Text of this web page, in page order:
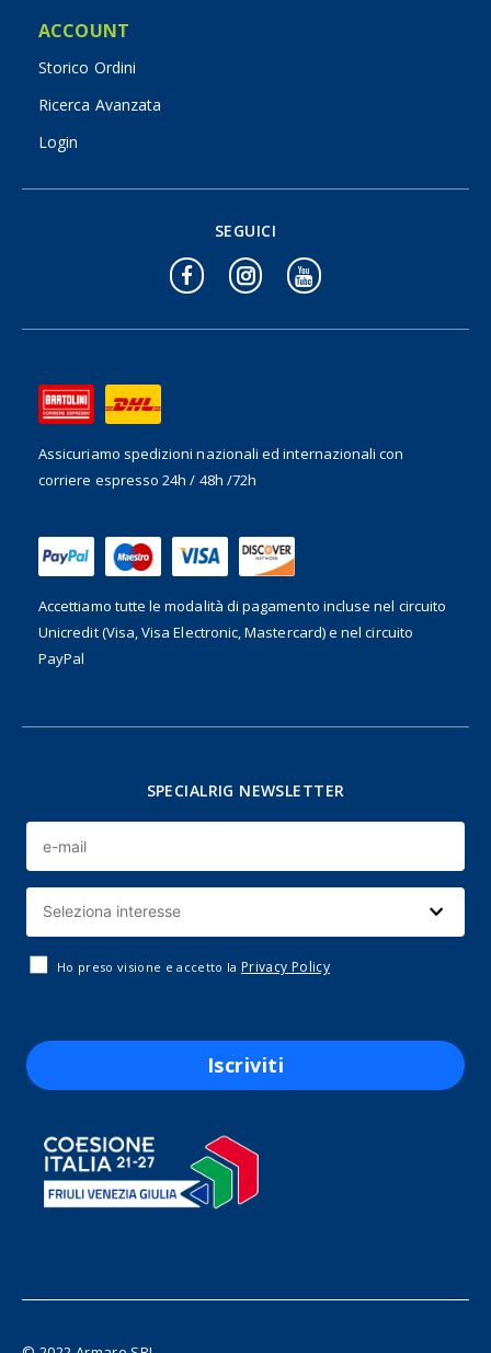
ACCOUNT
Storico Ordini
Ricerca Avanzata
Login
Assicuriamo spedizioni nazionali ed internazionalicon
corriere espresso 24h / 48h /72h
Accettiamo tutte le modalità di pagamento incluse nel circuito
Unicredit (Visa, Visa Electronic, Mastercard) e nel circuito
PayPal
SEGUICI
SPECIALRIG NEWSLETTER
Ho preso visione e accetto la Privacy Policy
Iscriviti